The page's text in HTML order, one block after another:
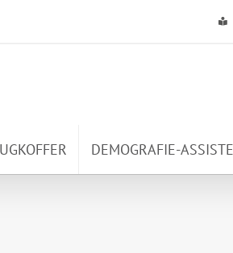
DEMOGRAFIE-